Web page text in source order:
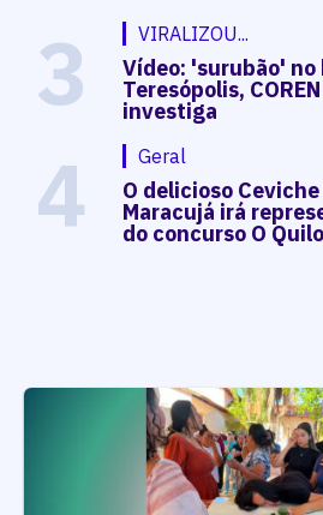
3 VIRALIZOU...
Vídeo: 'surubão'
Teresópolis,
investiga
4 Geral
O delicioso
Maracujá irá
do concurso O